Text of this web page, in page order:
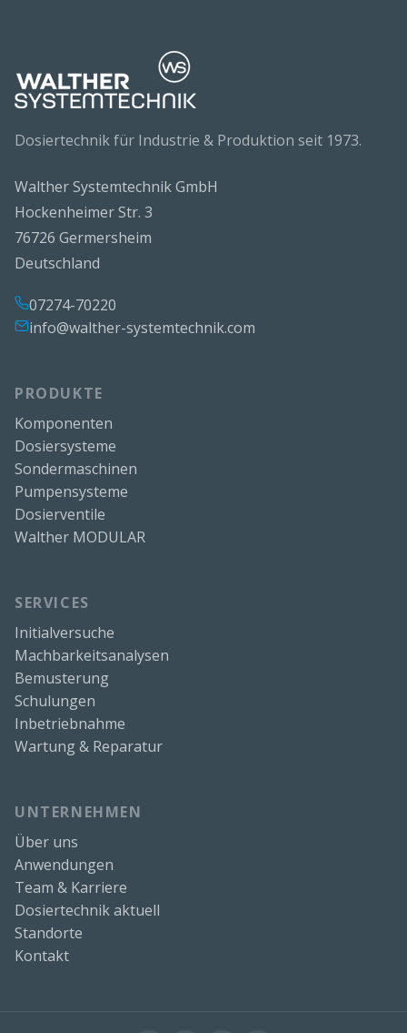
Dosiertechnik für Industrie & Produktion seit 1973.
Walther Systemtechnik GmbH
Hockenheimer Str. 3
76726 Germersheim
Deutschland
07274-70220
info@walther-systemtechnik.com
PRODUKTE
Komponenten
Dosiersysteme
Sondermaschinen
Pumpensysteme
Dosierventile
Walther MODULAR
SERVICES
Initialversuche
Machbarkeitsanalysen
Bemusterung
Schulungen
Inbetriebnahme
Wartung & Reparatur
UNTERNEHMEN
Über uns
Anwendungen
Team & Karriere
Dosiertechnik aktuell
Standorte
Kontakt